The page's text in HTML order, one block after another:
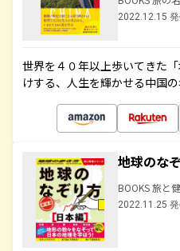
2022.12.15
世界を４０年以上歩いてきた
けする、人生を輝かせる中国
地球のな
BOOKS 旅と
2022.11.25